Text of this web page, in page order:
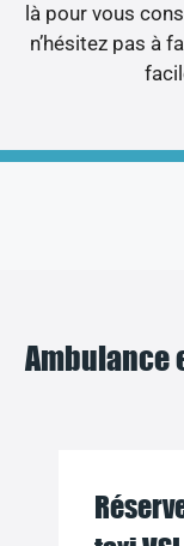
là pour vous
n’hésitez pas à
Ambulance